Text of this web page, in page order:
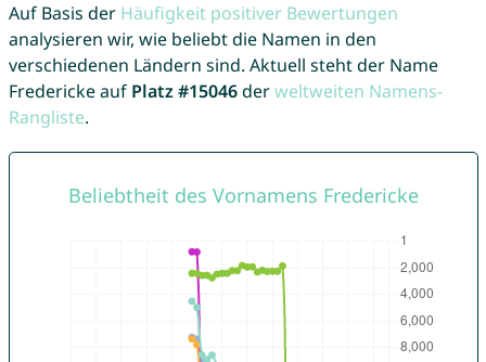
Auf Basis der Häufigkeit positiver Bewertungen
analysieren wir, wie beliebt die Namen in den
verschiedenen Ländern sind. Aktuell steht der Name
Fredericke auf Platz #15046derweltweiten Namens-
Rangliste.